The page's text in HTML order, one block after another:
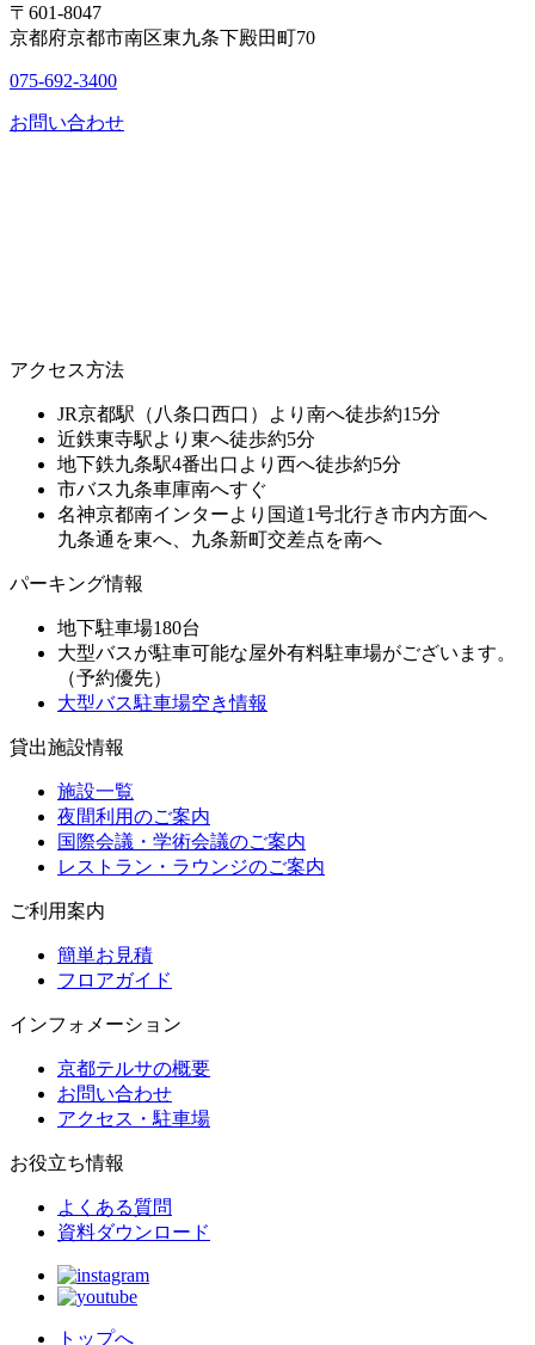
〒601-8047
京都府京都市南区東九条下殿田町70
075-692-3400
お問い合わせ
アクセス方法
JR京都駅（八条口西口）より南へ徒歩約15分
近鉄東寺駅より東へ徒歩約5分
地下鉄九条駅4番出口より西へ徒歩約5分
市バス九条車庫南へすぐ
名神京都南インターより国道1号北行き市内方面へ
九条通を東へ、九条新町交差点を南へ
パーキング情報
地下駐車場180台
大型バスが駐車可能な屋外有料駐車場がございます。
（予約優先）
大型バス駐車場空き情報
貸出施設情報
施設一覧
夜間利用のご案内
国際会議・学術会議のご案内
レストラン・ラウンジのご案内
ご利用案内
簡単お見積
フロアガイド
インフォメーション
京都テルサの概要
お問い合わせ
アクセス・駐車場
お役立ち情報
よくある質問
資料ダウンロード
トップへ